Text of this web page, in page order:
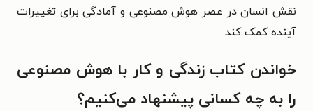
نقش انسان در عصر هوش مصنوعی و آمادگی برای تغییرات
آینده کمک کند.
خواندن کتاب زندگی و کار با هوش مصنوعی
را به چه کسانی پیشنهاد می‌کنیم؟